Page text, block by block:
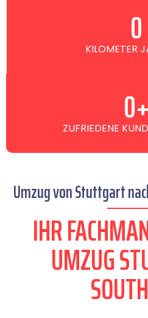
KILOMETER
0
ZUFRIEDENE 0+
Umzug von Stuttgart
IHR
UMZUG